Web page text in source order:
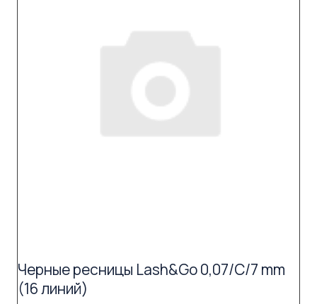
Черные ресницы Lash&Go 0,07/C/7 mm
(16 линий)